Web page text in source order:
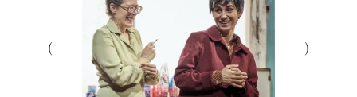
L'école
Formation supérieure
Les Promotions